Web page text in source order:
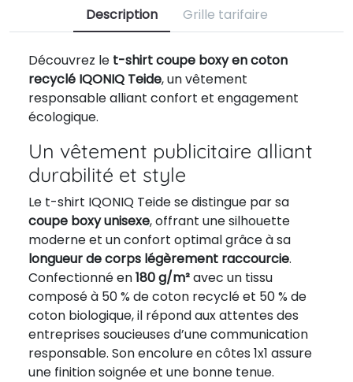
Description Grille tarifaire
Découvrez le t-shirt coupe boxy en coton
recyclé IQONIQ Teide, un vêtement
responsable alliant confort et engagement
écologique.
Un vêtement publicitaire alliant
durabilité et style
Le t-shirt IQONIQ Teide se distingue par sa
coupe boxy unisexe, offrant une silhouette
moderne et un confort optimal grâce à sa
longueur de corps légèrement raccourcie.
Confectionné en180 g/m²avec un tissu
composé à 50 % de coton recyclé et 50 % de
coton biologique, il répond aux attentes des
entreprises soucieuses d’une communication
responsable. Son encolure en côtes 1x1 assure
une finition soignée et une bonne tenue.